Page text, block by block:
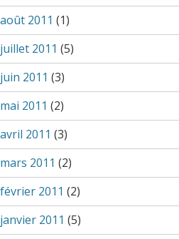
août 2011 (1)
juillet 2011 (5)
juin 2011 (3)
mai 2011 (2)
avril 2011 (3)
mars 2011 (2)
février 2011 (2)
janvier 2011 (5)